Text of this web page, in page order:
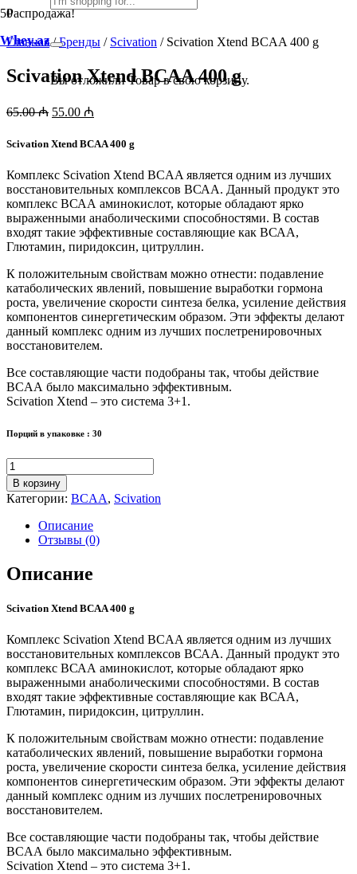
Whey.az
Вы отложилиТоварв свою корзину.
Распродажа!
Главная/Бренды / Scivation / Scivation Xtend BCAA 400 g
Scivation Xtend BCAA 400 g
65.00₼ Первоначальная
составляла
55.00 ₼
55.00 ₼.
Scivation Xtend BCAA 400 g
Комплекс Scivation Xtend BCAA является одним из лучших
восстановительных комплексов ВСАА. Данный продукт это
комплекс ВСАА аминокислот, которые обладают ярко
выраженными анаболическими способностями. В состав
входят такие эффективные составляющие как ВСАА,
Глютамин, пиридоксин, цитруллин.
К положительным свойствам можно отнести: подавление
катаболических явлений, повышение выработки гормона
роста, увеличение скорости синтеза белка, усиление действия
компонентов синергетическим образом. Эти эффекты делают
данный комплекс одним из лучших послетренировочных
восстановителем.
Все составляющие части подобраны так, чтобы действие
BCAA было максимально эффективным.
Scivation Xtend – это система 3+1.
Порций в упаковке : 30
Количество
товара
Scivation
Xtend
BCAA
В корзину
Категории: BCAA, Scivation
Описание
Отзывы (0)
Описание
Scivation Xtend BCAA 400 g
Комплекс Scivation Xtend BCAA является одним из лучших
восстановительных комплексов ВСАА. Данный продукт это
комплекс ВСАА аминокислот, которые обладают ярко
выраженными анаболическими способностями. В состав
входят такие эффективные составляющие как ВСАА,
Глютамин, пиридоксин, цитруллин.
К положительным свойствам можно отнести: подавление
катаболических явлений, повышение выработки гормона
роста, увеличение скорости синтеза белка, усиление действия
компонентов синергетическим образом. Эти эффекты делают
данный комплекс одним из лучших послетренировочных
восстановителем.
Все составляющие части подобраны так, чтобы действие
BCAA было максимально эффективным.
Scivation Xtend – это система 3+1.